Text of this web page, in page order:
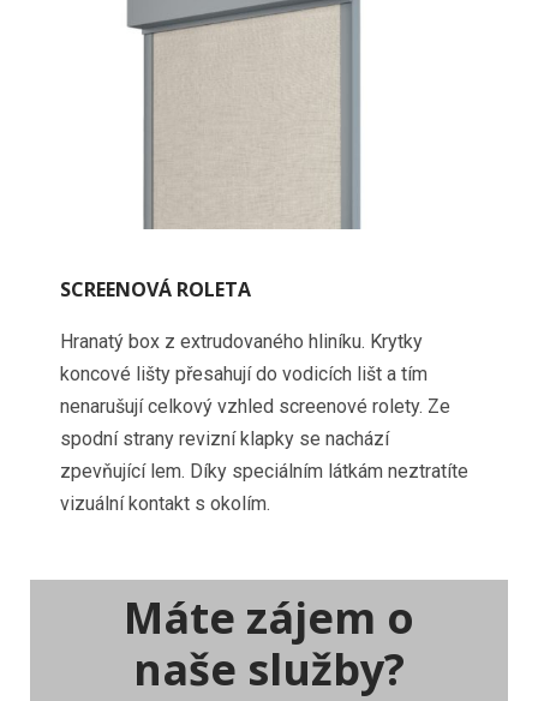
SCREENOVÁ ROLETA
Hranatý box z extrudovaného hliníku. Krytky
koncové lišty přesahují do vodicích lišt a tím
nenarušují celkový vzhled screenové rolety. Ze
spodní strany revizní klapky se nachází
zpevňující lem. Díky speciálním látkám neztratíte
vizuální kontakt s okolím.
Máte zájem o
naše služby?